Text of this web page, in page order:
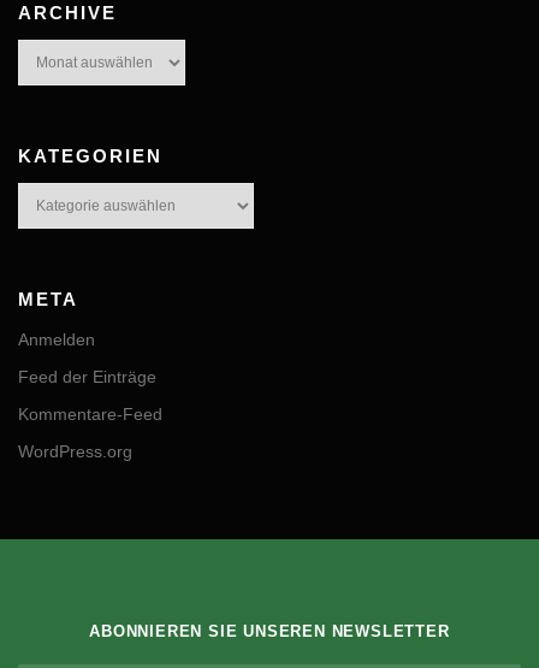
ARCHIVE
KATEGORIEN
META
Anmelden
Feed der Einträge
Kommentare-Feed
WordPress.org
ABONNIEREN SIE UNSEREN NEWSLETTER